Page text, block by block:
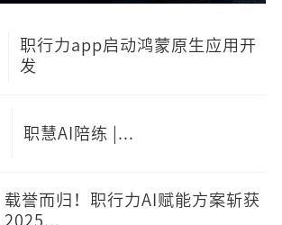
职行力app启动鸿蒙原生应用开
发
职慧AI陪练 |...
载誉而归！职行力AI赋能方案斩获
2025...